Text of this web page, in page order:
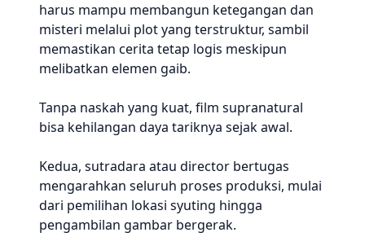
harus mampu membangun ketegangan dan
misteri melalui plot yang terstruktur, sambil
memastikan cerita tetap logis meskipun
melibatkan elemen gaib.
Tanpa naskah yang kuat, film supranatural
bisa kehilangan daya tariknya sejak awal.
Kedua, sutradara atau director bertugas
mengarahkan seluruh proses produksi, mulai
dari pemilihan lokasi syuting hingga
pengambilan gambar bergerak.